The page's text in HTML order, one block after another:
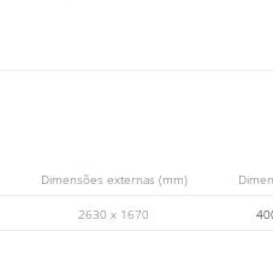
Dimensões externas (mm)
2630 x 1670